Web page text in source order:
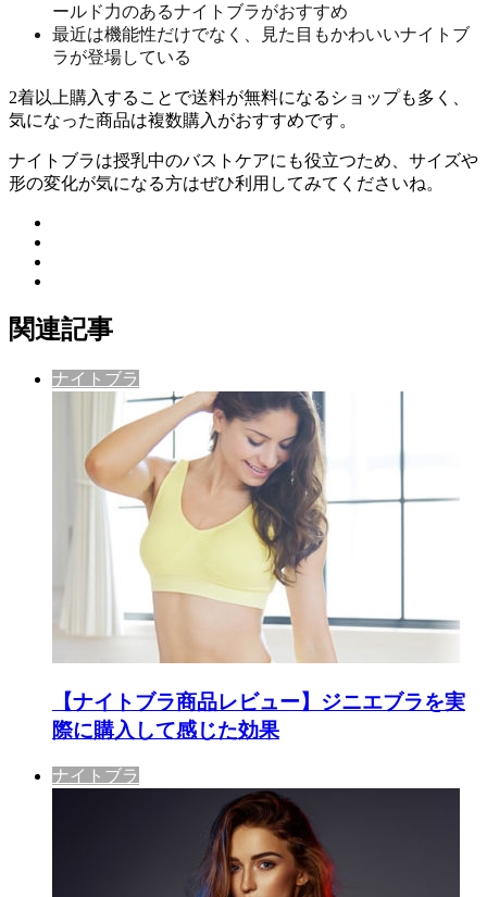
ールド力のあるナイトブラがおすすめ
最近は機能性だけでなく、見た目もかわいいナイトブ
ラが登場している
2着以上購入することで送料が無料になるショップも多く、
気になった商品は複数購入がおすすめです。
ナイトブラは授乳中のバストケアにも役立つため、サイズや
形の変化が気になる方はぜひ利用してみてくださいね。
関連記事
ナイトブラ
【ナイトブラ商品レビュー】ジニエブラを実
際に購入して感じた効果
ナイトブラ